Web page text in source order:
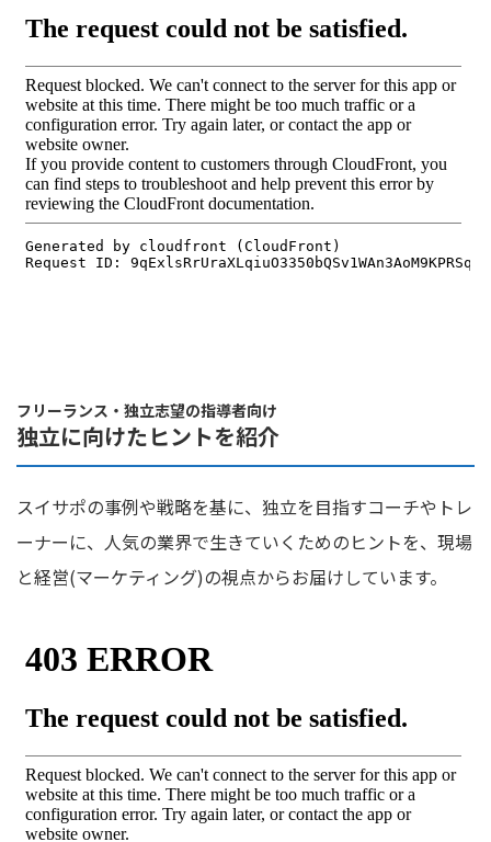
フリーランス・独立志望の指導者向け
独立に向けたヒントを紹介
スイサポの事例や戦略を基に、独立を目指すコーチやトレ
ーナーに、人気の業界で生きていくためのヒントを、現場
と経営(マーケティング)の視点からお届けしています。